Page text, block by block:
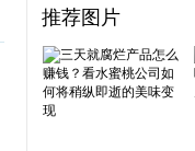
推荐图片